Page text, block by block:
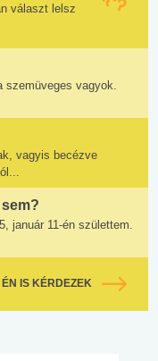
választ lelsz
szemüveges vagyok.
vagyis becézve
január 11-én születtem.
ÉN IS KÉRDEZEK